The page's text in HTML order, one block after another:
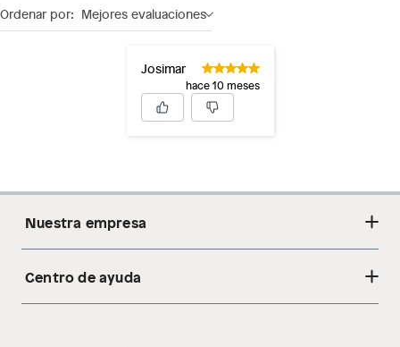
Ordenar por: Mejores evaluaciones
Josimar
hace 10 meses
Nuestra empresa
Acerca de nosotros
Centro de ayuda